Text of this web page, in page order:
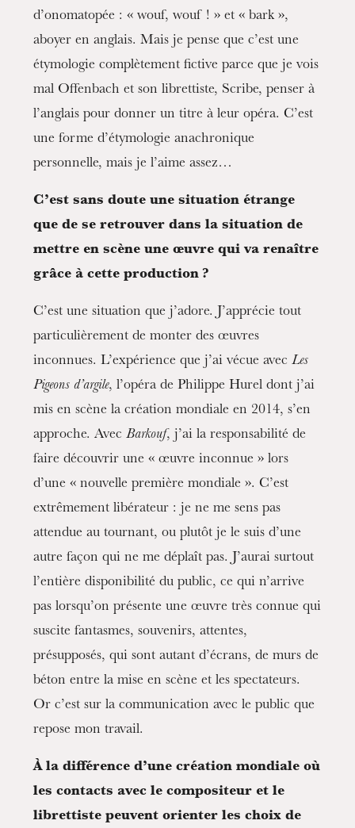
d’onomatopée : « wouf, wouf ! » et « bark »,
aboyer en anglais. Mais je pense que c’est une
étymologie complètement fictive parce que je vois
mal Offenbach et son librettiste, Scribe, penser à
l’anglais pour donner un titre à leur opéra. C’est
une forme d’étymologie anachronique
personnelle, mais je l’aime assez…
C’est sans doute une situation étrange
que de se retrouver dans la situation de
mettre en scène une œuvre qui va renaître
grâce à cette production ?
C’est une situation que j’adore. J’apprécie tout
particulièrement de monter des œuvres
inconnues. L’expérience que j’ai vécue avecLes
Pigeons d’argile, l’opéra de Philippe Hurel dont j’ai
mis en scène la création mondiale en 2014, s’en
approche. AvecBarkouf, j’ai la responsabilité de
faire découvrir une « œuvre inconnue » lors
d’une « nouvelle première mondiale ». C’est
extrêmement libérateur : je ne me sens pas
attendue au tournant, ou plutôt je le suis d’une
autre façon qui ne me déplaît pas. J’aurai surtout
l’entière disponibilité du public, ce qui n’arrive
pas lorsqu’on présente une œuvre très connue qui
suscite fantasmes, souvenirs, attentes,
présupposés, qui sont autant d’écrans, de murs de
béton entre la mise en scène et les spectateurs.
Or c’est sur la communication avec le public que
repose mon travail.
À la différence d’une création mondiale où
les contacts avec le compositeur et le
librettiste peuvent orienter les choix de